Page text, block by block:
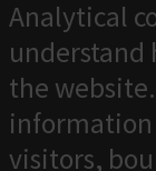
Analytical
the
visitors,